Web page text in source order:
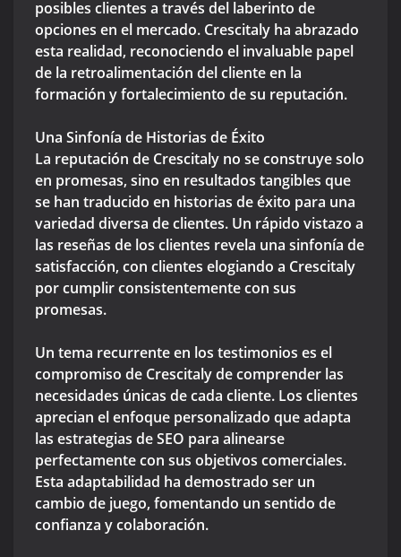
posibles clientes a través del laberinto de
opciones en el mercado. Crescitaly ha abrazado
esta realidad, reconociendo el invaluable papel
de la retroalimentación del cliente en la
formación y fortalecimiento de su reputación.
Una Sinfonía de Historias de Éxito
La reputación de Crescitaly no se construye solo
en promesas, sino en resultados tangibles que
se han traducido en historias de éxito para una
variedad diversa de clientes. Un rápido vistazo a
las reseñas de los clientes revela una sinfonía de
satisfacción, con clientes elogiando a Crescitaly
por cumplir consistentemente con sus
promesas.
Un tema recurrente en los testimonios es el
compromiso de Crescitaly de comprender las
necesidades únicas de cada cliente. Los clientes
aprecian el enfoque personalizado que adapta
las estrategias de SEO para alinearse
perfectamente con sus objetivos comerciales.
Esta adaptabilidad ha demostrado ser un
cambio de juego, fomentando un sentido de
confianza y colaboración.